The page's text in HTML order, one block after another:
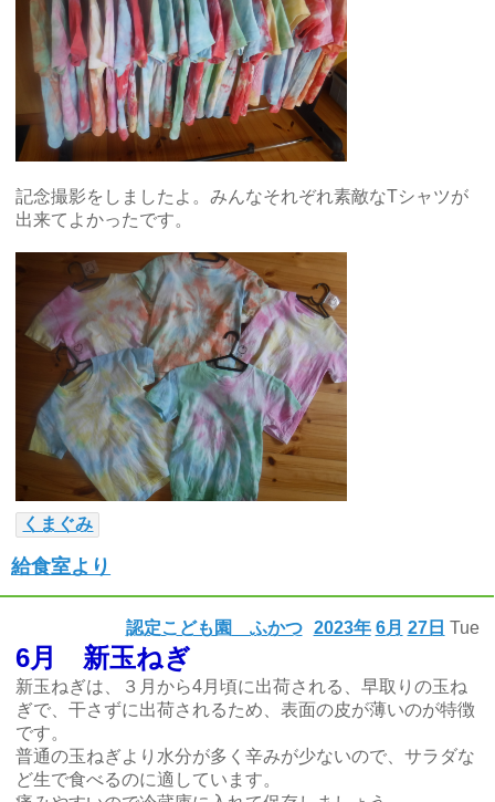
記念撮影をしましたよ。みんなそれぞれ素敵なTシャツが
出来てよかったです。
くまぐみ
給食室より
2023年 6月 27日 Tue
認定こども園 ふかつ
6月 新玉ねぎ
新玉ねぎは、３月から4月頃に出荷される、早取りの玉ね
ぎで、干さずに出荷されるため、表面の皮が薄いのが特徴
です。
普通の玉ねぎより水分が多く辛みが少ないので、サラダな
ど生で食べるのに適しています。